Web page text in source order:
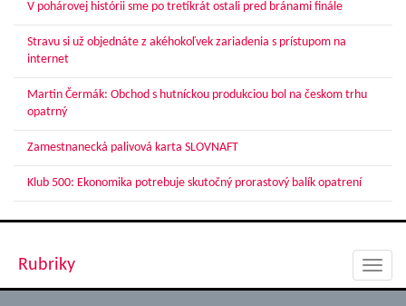
V pohárovej histórii sme po tretíkrát ostali pred bránami finále
Stravu si už objednáte z akéhokoľvek zariadenia s prístupom na
internet
Martin Čermák: Obchod s hutníckou produkciou bol na českom trhu
opatrný
Zamestnanecká palivová karta SLOVNAFT
Klub 500: Ekonomika potrebuje skutočný prorastový balík opatrení
Rubriky